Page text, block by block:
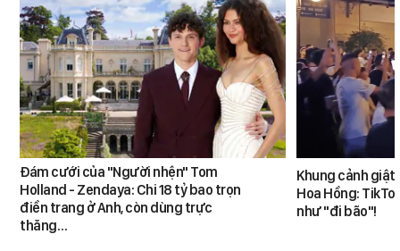
Đám cưới của "Người nhện" Tom
Holland - Zendaya: Chi 18 tỷ bao trọn
điền trang ở Anh, còn dùng trực
thăng…
Khung cảnh
Hoa Hồng:
như "đi bão"!